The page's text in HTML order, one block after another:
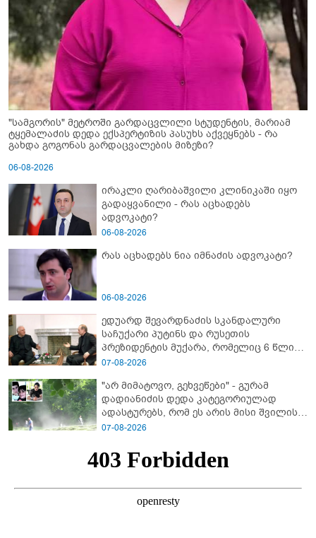
"სამგორის" მეტროში გარდაცვლილი სტუდენტის, მარიამ
ტყემალაძის დედა ექსპერტიზის პასუხს აქვეყნებს - რა
გახდა გოგონას გარდაცვალების მიზეზი?
06-08-2026
ირაკლი ღარიბაშვილი კლინიკაში იყო
გადაყვანილი - რას აცხადებს
ადვოკატი?
06-08-2026
რას აცხადებს ნია იმნაძის ადვოკატი?
06-08-2026
ედუარდ შევარდნაძის სკანდალური
საჩუქარი პუტინს და რუსეთის
პრეზიდენტის მუქარა, რომელიც 6 წლის
შემდეგ აასრულა
07-08-2026
"არ მიმატოვო, გეხვეწები" - გუ­რა­მ
დადიანიძის დედა კა­ტე­გო­რი­უ­ლად
ადას­ტუ­რებს, რომ ეს არის მისი შვი­ლის
ხმა
07-08-2026